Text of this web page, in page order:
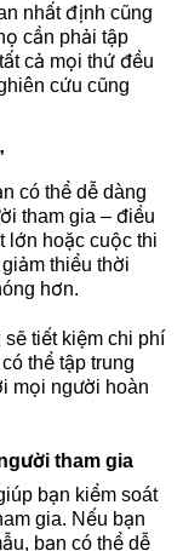
nhất định cũng
cần phải tập
cả mọi thứ đều
cứu cũng
có thể dễ dàng
tham gia – điều
lớn hoặc cuộc thi
thiểu thời
hơn.
tiết kiệm chi phí
thể tập trung
mọi người hoàn
tham gia
bạn kiểm soát
gia. Nếu bạn
bạn có thể dễ